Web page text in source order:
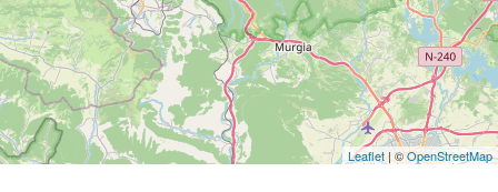
Leaflet| ©OpenStreetMap